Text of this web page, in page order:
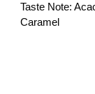
Taste Note:
Caramel